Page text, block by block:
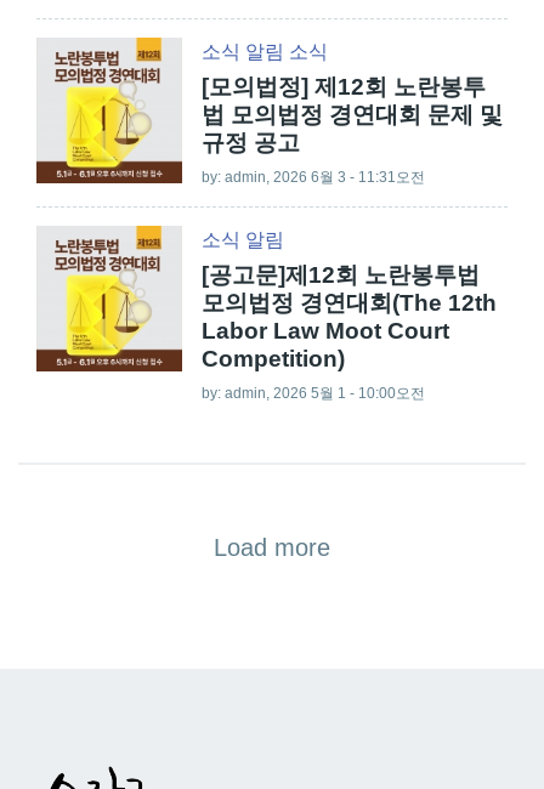
소식 알림 소식
[모의법정] 제12회 노란봉투
법 모의법정 경연대회 문제 및
규정 공고
by: admin, 2026 6월 3 - 11:31오전
소식 알림
[공고문]제12회 노란봉투법
모의법정 경연대회(The 12th
Labor Law Moot Court
Competition)
by: admin, 2026 5월 1 - 10:00오전
Load more